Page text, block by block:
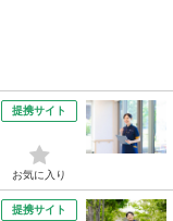
提携サイト
お気に入り
提携サイト